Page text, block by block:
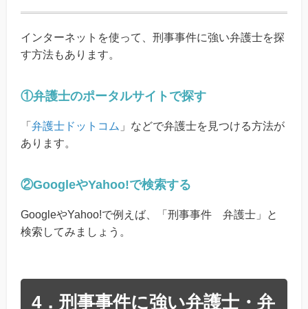
インターネットを使って、刑事事件に強い弁護士を探
す方法もあります。
①弁護士のポータルサイトで探す
「 弁護士ドットコム 」などで弁護士を見つける方法が
あります。
②GoogleやYahoo!で検索する
GoogleやYahoo!で例えば、「刑事事件 弁護士」と
検索してみましょう。
4．刑事事件に強い弁護士・弁